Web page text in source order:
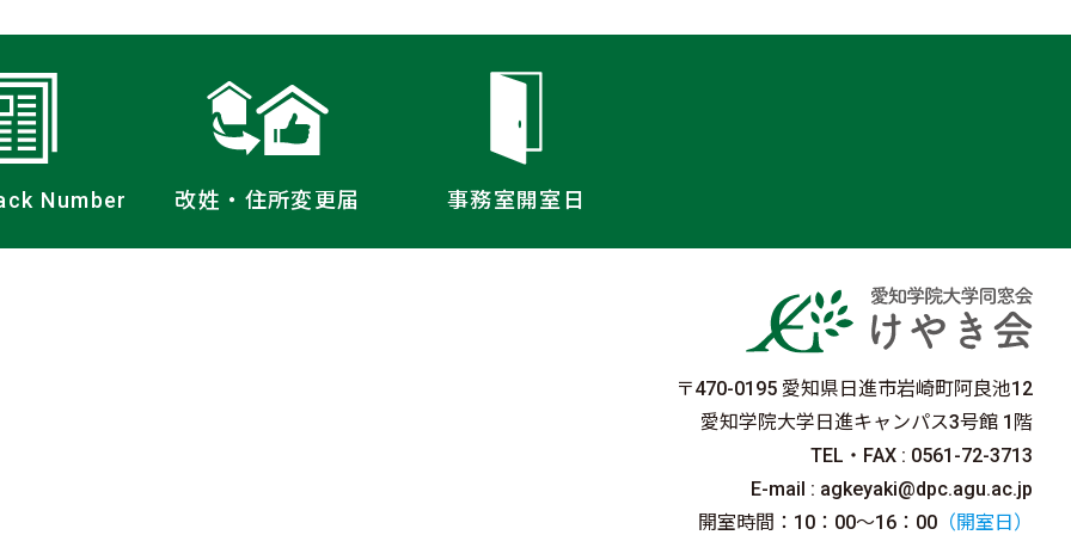
Number 改姓・住所変更届 事務室開室日
〒470-0195 愛知県日進市岩崎町阿良池12
愛知学院大学日進キャンパス3号館 1階
TEL・FAX : 0561-72-3713
E-mail : agkeyaki@dpc.agu.ac.jp
開室時間：10：00〜16：00 （開室日）